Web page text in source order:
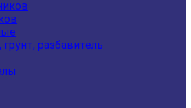
разбавитель